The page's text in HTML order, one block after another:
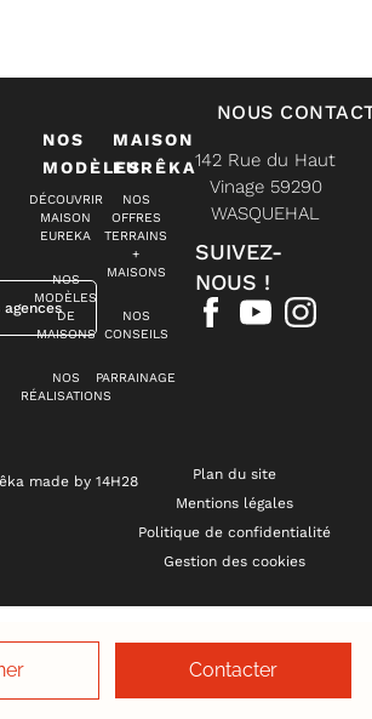
Contacter
agences
NOS
MODÈLES
DÉCOUVRIR
MAISON
EUREKA
NOS
MODÈLES
DE
MAISONS
NOS
RÉALISATIONS
MAISON
EURÊKA
NOS
OFFRES
TERRAINS
+
MAISONS
NOS
CONSEILS
PARRAINAGE
NOUS
142 Rue du Haut
Vinage 59290
WASQUEHAL
SUIVEZ-
NOUS !
made by 14H28
Plan du site
Mentions légales
Politique de confidentialité
Gestion des cookies